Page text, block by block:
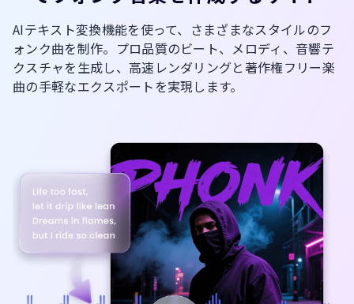
AIテキスト変換機能を使って、さまざまなスタイルのフ
ォンク曲を制作。プロ品質のビート、メロディ、音響テ
クスチャを生成し、高速レンダリングと著作権フリー楽
曲の手軽なエクスポートを実現します。